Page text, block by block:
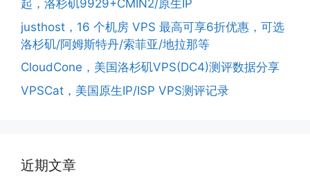
起，洛杉矶9929+CMIN2/原生IP
justhost，16 个机房 VPS 最高可享6折优惠，可选
洛杉矶/阿姆斯特丹/索菲亚/地拉那等
CloudCone，美国洛杉矶VPS(DC4)测评数据分享
VPSCat，美国原生IP/ISP VPS测评记录
近期文章